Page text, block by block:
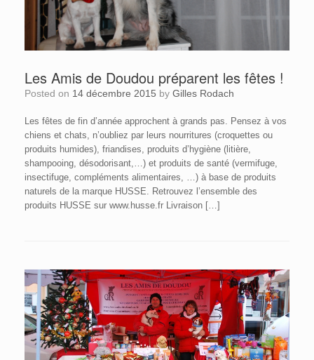
Les Amis de Doudou préparent les fêtes !
Posted on 14 décembre 2015 by Gilles Rodach
Les fêtes de fin d’année approchent à grands pas. Pensez à vos
chiens et chats, n’oubliez par leurs nourritures (croquettes ou
produits humides), friandises, produits d’hygiène (litière,
shampooing, désodorisant,…) et produits de santé (vermifuge,
insectifuge, compléments alimentaires, …) à base de produits
naturels de la marque HUSSE. Retrouvez l’ensemble des
produits HUSSE sur www.husse.fr Livraison […]